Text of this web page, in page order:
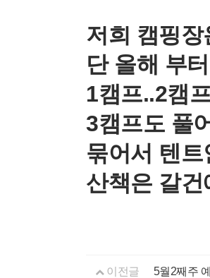
저희 캠핑
단 올해 부
1캠프..2캠
3캠프도 풀
묶어서 텐트
산책은 갈건
이전글 5월2째주